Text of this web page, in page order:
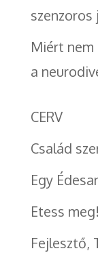
szenzoros
Miért nem
a
CERV
Család
Egy
Etess meg!
Fejlesztő,